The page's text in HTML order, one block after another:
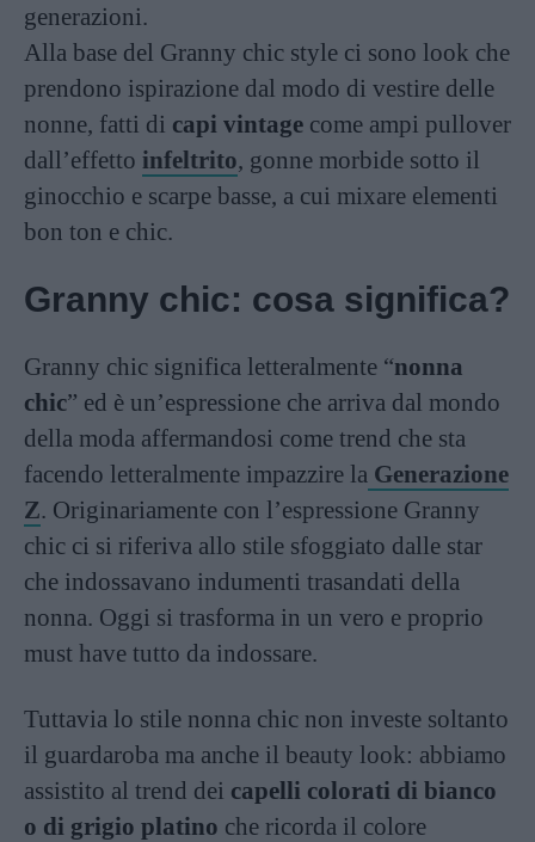
generazioni.
Alla base del Granny chic style ci sono look che
prendono ispirazione dal modo di vestire delle
nonne, fatti di capi vintage come ampi pullover
dall’effetto infeltrito, gonne morbide sotto il
ginocchio e scarpe basse, a cui mixare elementi
bon ton e chic.
Granny chic: cosa significa?
Granny chic significa letteralmente “nonna
chic” ed è un’espressione che arriva dal mondo
della moda affermandosi come trend che sta
facendo letteralmente impazzire la Generazione
Z. Originariamente con l’espressione Granny
chic ci si riferiva allo stile sfoggiato dalle star
che indossavano indumenti trasandati della
nonna. Oggi si trasforma in un vero e proprio
must have tutto da indossare.
Tuttavia lo stile nonna chic non investe soltanto
il guardaroba ma anche il beauty look: abbiamo
assistito al trend dei capelli colorati di bianco
o di grigio platino che ricorda il colore